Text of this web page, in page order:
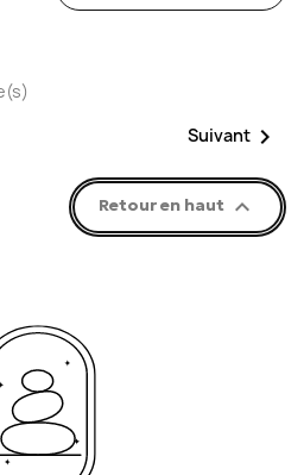
Suivant 
Retour en haut 